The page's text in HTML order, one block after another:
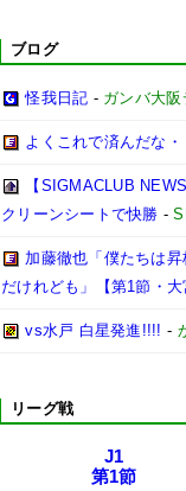
ブログ
怪我日記 - ガンバ大
よくこれで済んだな
【SIGMACLUB
クリーンシートで快勝 -
加藤徹也「僕たちは
だけれども」【第1節・大
vs水戸 白星発進!!!! -
リーグ戦
J1
第1節